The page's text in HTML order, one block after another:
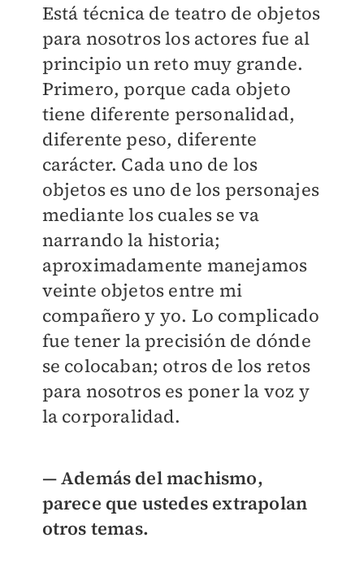
Está técnica de teatro de objetos
para nosotros los actores fue al
principio un reto muy grande.
Primero, porque cada objeto
tiene diferente personalidad,
diferente peso, diferente
carácter. Cada uno de los
objetos es uno de los personajes
mediante los cuales se va
narrando la historia;
aproximadamente manejamos
veinte objetos entre mi
compañero y yo. Lo complicado
fue tener la precisión de dónde
se colocaban; otros de los retos
para nosotros es poner la voz y
la corporalidad.
— Además del machismo,
parece que ustedes extrapolan
otros temas.